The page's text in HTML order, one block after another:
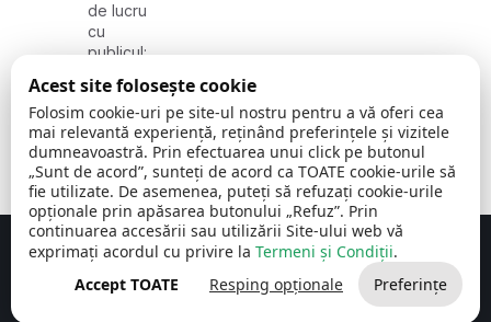
de lucru
cu
publicul:
08:00 -
16:30
, vineri:
08:00 -
14:00
Comuna Cerchezu © 2026Toate drepturile rezervate
Concept realizat de Big Media Relații Publice SRL
Acest site folosește cookie
Folosim cookie-uri pe site-ul nostru pentru a vă oferi cea
mai relevantă experiență, reținând preferințele și vizitele
dumneavoastră. Prin efectuarea unui click pe butonul
„Sunt de acord”, sunteți de acord ca TOATE cookie-urile să
fie utilizate. De asemenea, puteți să refuzați cookie-urile
opționale prin apăsarea butonului „Refuz”. Prin
continuarea accesării sau utilizării Site-ului web vă
exprimați acordul cu privire la Termeni și Condiții.
Accept TOATE
Resping opționale Preferințe